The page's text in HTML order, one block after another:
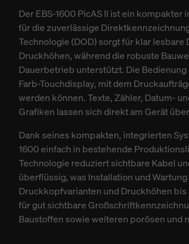
Der EBS-1600 PicAS II ist ein
für die zuverlässige
Technologie (DOD) sorgt für klar
Druckhöhen, während die robuste
Dauerbetrieb unterstützt. Die Bedienung
Farb-Touchdisplay, mit dem
werden können. Texte, Zähler, Datum-
Grafiken lassen sich direkt am Gerät
Dank seines kompakten, integrierten
1600 einfach in bestehende
Technologie reduziert sichtbare Kabel
überflüssig, was Installation und
Druckkopfvarianten und Druckhöhen
für gut sichtbare
Baustoffen sowie weiteren porösen und